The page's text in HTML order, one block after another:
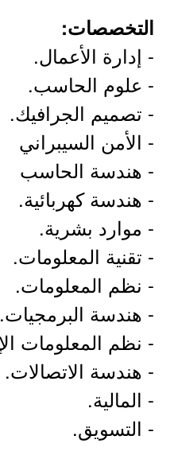
التخصصات:
- إدارة الأعمال.
- علوم الحاسب.
- تصميم الجرافيك.
- الأمن السيبراني
- هندسة الحاسب
- هندسة كهربائية.
- موارد بشرية.
- تقنية المعلومات.
- نظم المعلومات.
- هندسة البرمجيات.
- نظم المعلومات
- هندسة الاتصالات.
- المالية.
- التسويق.